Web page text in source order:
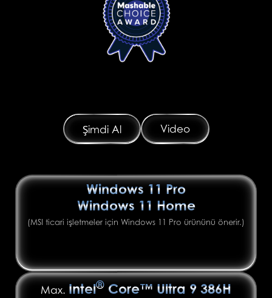
Şimdi Al Video
Windows 11 Pro
Windows 11 Home
(MSI ticari işletmeler için Windows 11 Pro ürününü önerir.)
Max. Intel® Core™ Ultra 9 386H